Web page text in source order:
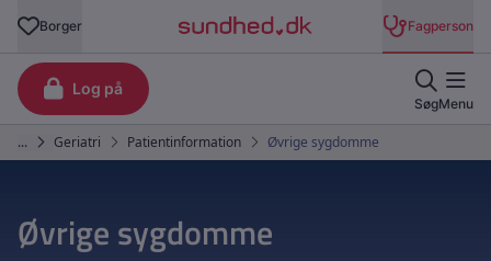
Øvrige sygdomme